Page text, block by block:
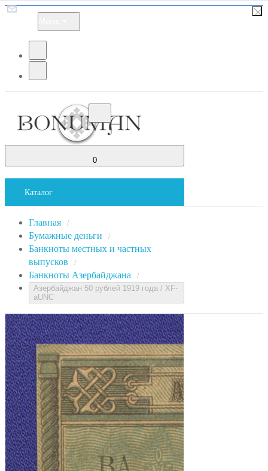
0
Каталог
Главная /
Бумажные деньги /
Банкноты местных и частных
выпусков
/
Банкноты Азербайджана /
Азербайджан 50 рублей 1919 года / XF-
aUNC